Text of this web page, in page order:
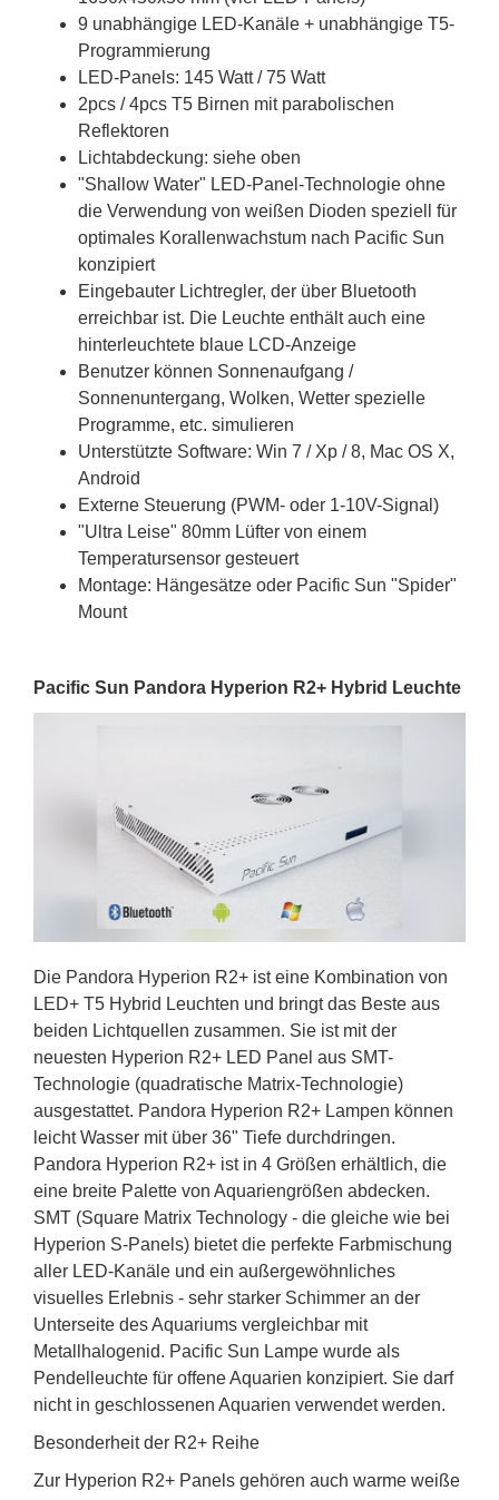
9 unabhängige LED-Kanäle + unabhängige T5-
Programmierung
LED-Panels: 145 Watt / 75 Watt
2pcs / 4pcs T5 Birnen mit parabolischen
Reflektoren
Lichtabdeckung: siehe oben
"Shallow Water" LED-Panel-Technologie ohne
die Verwendung von weißen Dioden speziell für
optimales Korallenwachstum nach Pacific Sun
konzipiert
Eingebauter Lichtregler, der über Bluetooth
erreichbar ist. Die Leuchte enthält auch eine
hinterleuchtete blaue LCD-Anzeige
Benutzer können Sonnenaufgang /
Sonnenuntergang, Wolken, Wetter spezielle
Programme, etc. simulieren
Unterstützte Software: Win 7 / Xp / 8, Mac OS X,
Android
Externe Steuerung (PWM- oder 1-10V-Signal)
"Ultra Leise" 80mm Lüfter von einem
Temperatursensor gesteuert
Montage: Hängesätze oder Pacific Sun "Spider"
Mount
Pacific Sun Pandora Hyperion R2+ Hybrid Leuchte
Die Pandora Hyperion R2+ ist eine Kombination von
LED+ T5 Hybrid Leuchten und bringt das Beste aus
beiden Lichtquellen zusammen. Sie ist mit der
neuesten Hyperion R2+ LED Panel aus SMT-
Technologie (quadratische Matrix-Technologie)
ausgestattet. Pandora Hyperion R2+ Lampen können
leicht Wasser mit über 36" Tiefe durchdringen.
Pandora Hyperion R2+ ist in 4 Größen erhältlich, die
eine breite Palette von Aquariengrößen abdecken.
SMT (Square Matrix Technology - die gleiche wie bei
Hyperion S-Panels) bietet die perfekte Farbmischung
aller LED-Kanäle und ein außergewöhnliches
visuelles Erlebnis - sehr starker Schimmer an der
Unterseite des Aquariums vergleichbar mit
Metallhalogenid. Pacific Sun Lampe wurde als
Pendelleuchte für offene Aquarien konzipiert. Sie darf
nicht in geschlossenen Aquarien verwendet werden.
Besonderheit der R2+ Reihe
Zur Hyperion R2+ Panels gehören auch warme weiße